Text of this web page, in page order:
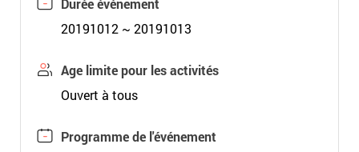
Durée événement
20191012 ~ 20191013
Age limite pour les activités
Ouvert à tous
Programme de l'événement